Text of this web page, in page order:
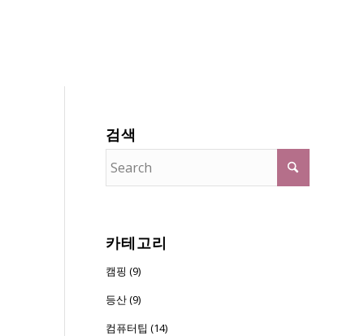
검색
카테고리
캠핑 (9)
등산 (9)
컴퓨터팁 (14)